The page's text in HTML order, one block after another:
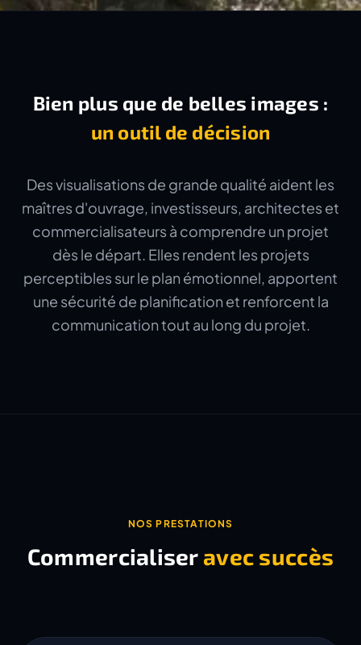
Bien plus que de belles images :
un outil de décision
Des visualisations de grande qualité aident les
maîtres d'ouvrage, investisseurs, architectes et
commercialisateurs à comprendre un projet
dès le départ. Elles rendent les projets
perceptibles sur le plan émotionnel, apportent
une sécurité de planification et renforcent la
communication tout au long du projet.
NOS PRESTATIONS
Commercialiser avec succès